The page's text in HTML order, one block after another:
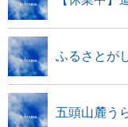
ふるさとが
五頭山麓う